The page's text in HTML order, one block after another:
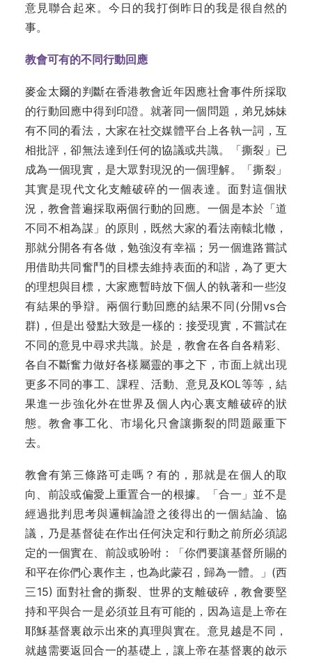
意見聯合起來。今日的我打倒昨日的我是很自然的
事。
教會可有的不同行動回應
麥金太爾的判斷在香港教會近年因應社會事件所採取
的行動回應中得到印證。就著同一個問題，弟兄姊妹
有不同的看法，大家在社交媒體平台上各執一詞，互
相批評，卻無法達到任何的協議或共識。「撕裂」已
成為一個現實，是大眾對現況的一個理解。「撕裂」
其實是現代文化支離破碎的一個表達。面對這個狀
況，教會普遍採取兩個行動的回應。一個是本於「道
不同不相為謀」的原則，既然大家的看法南轅北轍，
那就分開各有各做，勉強沒有幸福；另一個進路嘗試
用借助共同奮鬥的目標去維持表面的和諧，為了更大
的理想與目標，大家應暫時放下個人的執著和一些沒
有結果的爭辯。兩個行動回應的結果不同(分開vs合
群)，但是出發點大致是一樣的：接受現實，不嘗試在
不同的意見中尋求共識。於是，教會在各自各精彩、
各自不斷奮力做好各樣屬靈的事之下，市面上就出現
更多不同的事工、課程、活動、意見及KOL等等，結
果進一步強化外在世界及個人內心裏支離破碎的狀
態。教會事工化、市場化只會讓撕裂的問題嚴重下
去。
教會有第三條路可走嗎？有的，那就是在個人的取
向、前設或偏愛上重置合一的根據。「合一」並不是
經過批判思考與邏輯論證之後得出的一個結論、協
議，乃是基督徒在作出任何決定和行動之前所必須認
定的一個實在、前設或吩咐：「你們要讓基督所賜的
和平在你們心裏作主，也為此蒙召，歸為一體。」(西
三15) 面對社會的撕裂、世界的支離破碎，教會要堅
持和平與合一是必須並且有可能的，因為這是上帝在
耶穌基督裏啟示出來的真理與實在。意見越是不同，
就越需要返回合一的基礎上，讓上帝在基督裏的啟示